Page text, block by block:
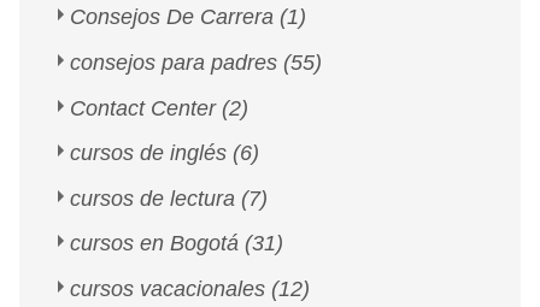
Consejos De Carrera (1)
consejos para padres (55)
Contact Center (2)
cursos de inglés (6)
cursos de lectura (7)
cursos en Bogotá (31)
cursos vacacionales (12)